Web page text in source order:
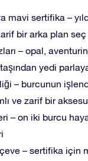
mavi sertifika –
bir arka plan seç
– opal,
yedi
– burcunun
ve zarif bir
– on iki burcu
– sertifika için